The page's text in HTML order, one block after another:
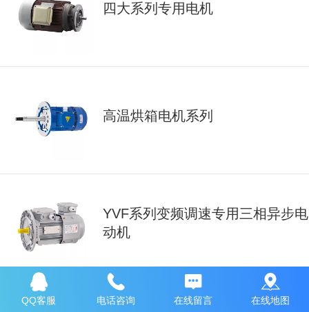
四大系列专用电机
高温烘箱电机系列
YVF系列变频调速专用三相异步电
动机
QQ客服 电话咨询 在线留言 在线地图